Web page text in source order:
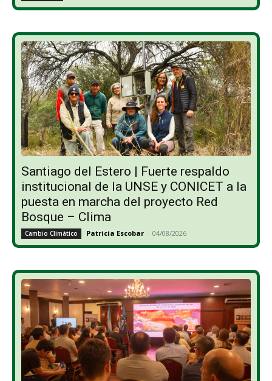
Santiago del Estero | Fuerte respaldo
institucional de la UNSE y CONICET a la
puesta en marcha del proyecto Red
Bosque – Clima
Cambio Climático Patricia Escobar - 04/08/2026